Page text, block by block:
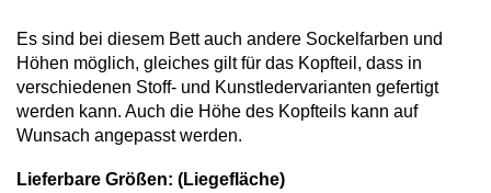
Es sind bei diesem Bett auch andere Sockelfarben und
Höhen möglich, gleiches gilt für das Kopfteil, dass in
verschiedenen Stoff- und Kunstledervarianten gefertigt
werden kann. Auch die Höhe des Kopfteils kann auf
Wunsach angepasst werden.
Lieferbare Größen: (Liegefläche)